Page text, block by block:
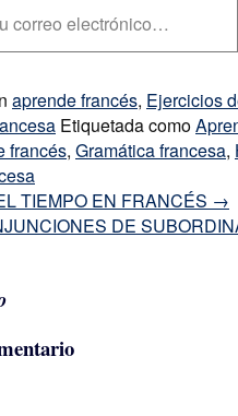
aprende francés, Ejercicios
Etiquetada como
francés, Gramática francesa,
TIEMPO EN FRANCÉS →
DE